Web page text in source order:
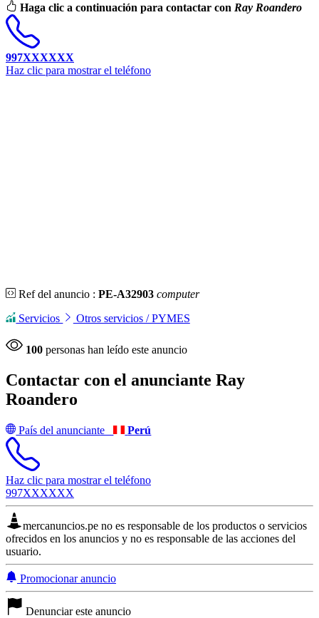
Haga clic a continuación para contactar con Ray Roandero
997XXXXXX
Haz clic para mostrar el teléfono
Ref del anuncio :PE-A32903 computer
Servicios Otros servicios / PYMES
100 personas han leído este anuncio
Contactar con el anunciante Ray
Roandero
País del anunciante Perú
Haz clic para mostrar el teléfono
997XXXXXX
mercanuncios.pe no es responsable de los productos o servicios
ofrecidos en los anuncios y no es responsable de las acciones del
usuario.
Promocionar anuncio
Denunciar este anuncio